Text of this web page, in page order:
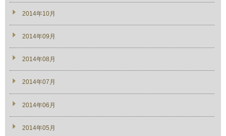
2014年10月
2014年09月
2014年08月
2014年07月
2014年06月
2014年05月